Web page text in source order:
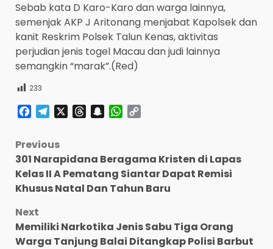
Sebab kata D Karo-Karo dan warga lainnya,
semenjak AKP J Aritonang menjabat Kapolsek dan
kanit Reskrim Polsek Talun Kenas, aktivitas
perjudian jenis togel Macau dan judi lainnya
semangkin “marak”.(Red)
233
Facebook
TelegramThreadsSnapchatWhatsApp
Post
navigation
Previous
301 Narapidana Beragama Kristen di Lapas
Kelas II A Pematang Siantar Dapat Remisi
Khusus Natal Dan Tahun Baru
Next
Memiliki Narkotika Jenis Sabu Tiga Orang
Warga Tanjung Balai Ditangkap Polisi Barbut